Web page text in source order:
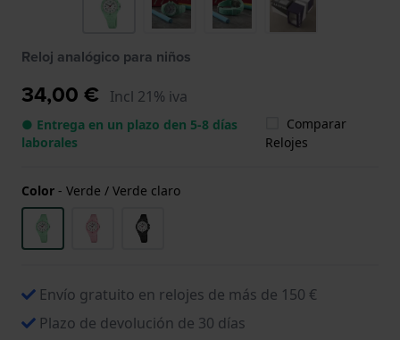
Reloj analógico para niños
34,00 € Incl 21% iva
● Entrega en un plazo den 5-8 días
laborales
Comparar
Relojes
Color - Verde / Verde claro
Envío gratuito en relojes de más de 150 €
Plazo de devolución de 30 días